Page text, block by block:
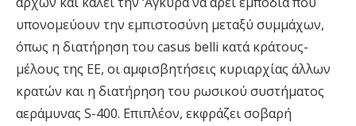
υπονομεύουν την εμπιστοσύνη μεταξύ συμμάχων,
όπως η διατήρηση του casus belli κατά κράτους-
μέλους της ΕΕ, οι αμφισβητήσεις κυριαρχίας άλλων
κρατών και η διατήρηση του ρωσικού συστήματος
αεράμυνας S-400. Επιπλέον, εκφράζει σοβαρή